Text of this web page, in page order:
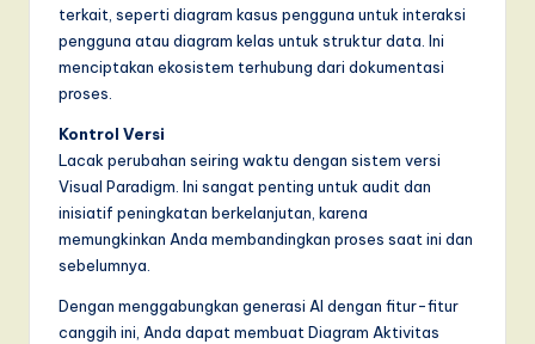
terkait, seperti diagram kasus pengguna untuk interaksi
pengguna atau diagram kelas untuk struktur data. Ini
menciptakan ekosistem terhubung dari dokumentasi
proses.
Kontrol Versi
Lacak perubahan seiring waktu dengan sistem versi
Visual Paradigm. Ini sangat penting untuk audit dan
inisiatif peningkatan berkelanjutan, karena
memungkinkan Anda membandingkan proses saat ini dan
sebelumnya.
Dengan menggabungkan generasi AI dengan fitur-fitur
canggih ini, Anda dapat membuat Diagram Aktivitas